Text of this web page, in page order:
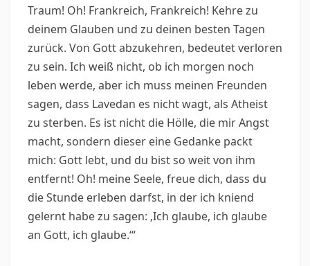
Traum! Oh! Frankreich, Frankreich! Kehre zu
deinem Glauben und zu deinen besten Tagen
zurück. Von Gott abzukehren, bedeutet verloren
zu sein. Ich weiß nicht, ob ich morgen noch
leben werde, aber ich muss meinen Freunden
sagen, dass Lavedan es nicht wagt, als Atheist
zu sterben. Es ist nicht die Hölle, die mir Angst
macht, sondern dieser eine Gedanke packt
mich: Gott lebt, und du bist so weit von ihm
entfernt! Oh! meine Seele, freue dich, dass du
die Stunde erleben darfst, in der ich kniend
gelernt habe zu sagen: ‚Ich glaube, ich glaube
an Gott, ich glaube.‘“